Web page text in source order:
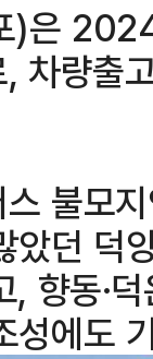
은
차량출
불모
았던 덕
향동·
성에도